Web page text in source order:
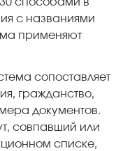
с названиями
применяют
сопоставляет
гражданство,
документов.
совпавший или
списке,